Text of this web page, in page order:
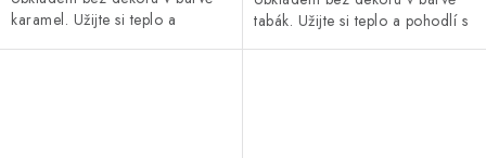
karamel. Užijte si teplo a
tabák. Užijte si teplo a pohodlí s